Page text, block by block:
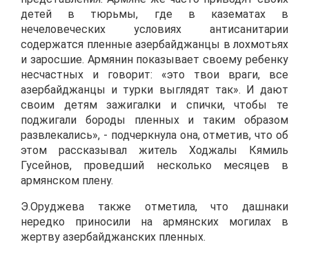
детей в тюрьмы, где в казематах в
нечеловеческих условиях антисанитарии
содержатся пленные азербайджанцы в лохмотьях
и заросшие. Армянин показывает своему ребенку
несчастных и говорит: «это твои враги, все
азербайджанцы и турки выглядят так». И дают
своим детям зажигалки и спички, чтобы те
поджигали бороды пленных и таким образом
развлекались», - подчеркнула она, отметив, что об
этом рассказывал житель Ходжалы Кямиль
Гусейнов, проведший несколько месяцев в
армянском плену.
Э.Оруджева также отметила, что дашнаки
нередко приносили на армянских могилах в
жертву азербайджанских пленных.